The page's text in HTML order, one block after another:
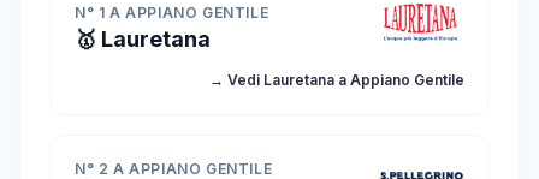
N° 1 A APPIANO GENTILE
🥇 Lauretana
→ Vedi Lauretana a Appiano Gentile
N° 2 A APPIANO GENTILE